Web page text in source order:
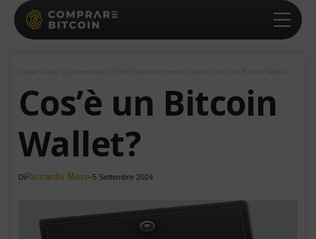
Cos’è un Bitcoin
Wallet?
Di Riccardo Moro-5 Settembre 2024